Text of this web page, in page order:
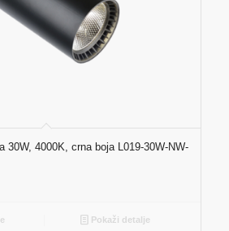
30W, 4000K, crna boja L019-30W-NW-
Pokaži detalje